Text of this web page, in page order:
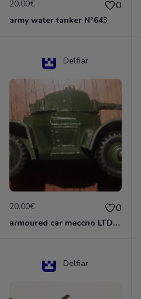
20.00€ 0
army water tanker N°643
Delfiar
20.00€ 0
armoured car meccno LTD N°670
Delfiar